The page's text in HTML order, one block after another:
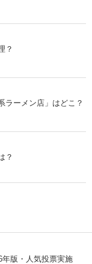
？
ラーメン店」はどこ？
？
版・人気投票実施